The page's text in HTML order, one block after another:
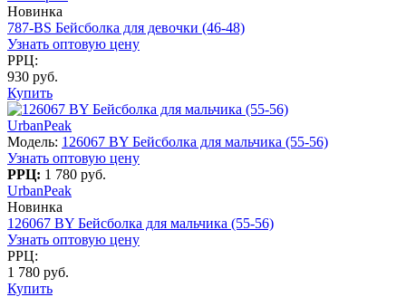
Новинка
787-BS Бейсболка для девочки (46-48)
Узнать оптовую цену
РРЦ:
930 руб.
Купить
UrbanPeak
Модель: 126067 BY Бейсболка для мальчика (55-56)
Узнать оптовую цену
РРЦ: 1 780 руб.
UrbanPeak
Новинка
126067 BY Бейсболка для мальчика (55-56)
Узнать оптовую цену
РРЦ:
1 780 руб.
Купить